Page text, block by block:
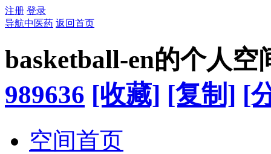
注册 登录
导航中医药 返回首页
basketball-en的个人空
989636 [收藏] [复制] [
空间首页